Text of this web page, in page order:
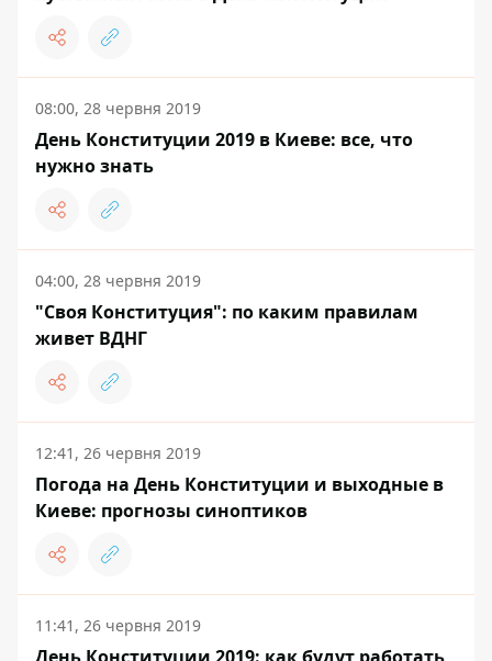
08:00, 28 червня 2019
День Конституции 2019 в Киеве: все, что
нужно знать
04:00, 28 червня 2019
"Своя Конституция": по каким правилам
живет ВДНГ
12:41, 26 червня 2019
Погода на День Конституции и выходные в
Киеве: прогнозы синоптиков
11:41, 26 червня 2019